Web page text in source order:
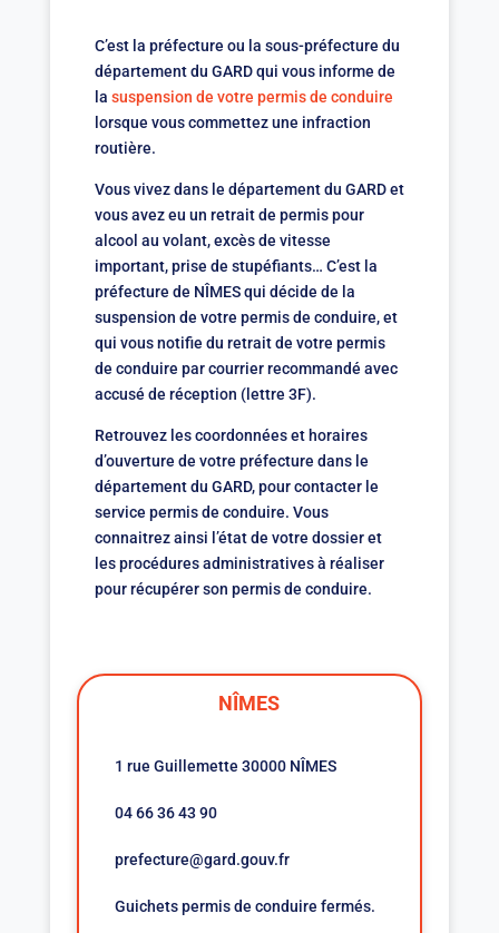
C’est la préfecture ou la sous-préfecture du
département du GARD qui vous informe de
la suspension de votre permis de conduire
lorsque vous commettez une infraction
routière.
Vous vivez dans le département du GARD et
vous avez eu un retrait de permis pour
alcool au volant, excès de vitesse
important, prise de stupéfiants… C’est la
préfecture de NÎMES qui décide de la
suspension de votre permis de conduire, et
qui vous notifie du retrait de votre permis
de conduire par courrier recommandé avec
accusé de réception (lettre 3F).
Retrouvez les coordonnées et horaires
d’ouverture de votre préfecture dans le
département du GARD, pour contacter le
service permis de conduire. Vous
connaitrez ainsi l’état de votre dossier et
les procédures administratives à réaliser
pour récupérer son permis de conduire.
NÎMES
1 rue Guillemette 30000 NÎMES
04 66 36 43 90
prefecture@gard.gouv.fr
Guichets permis de conduire fermés.